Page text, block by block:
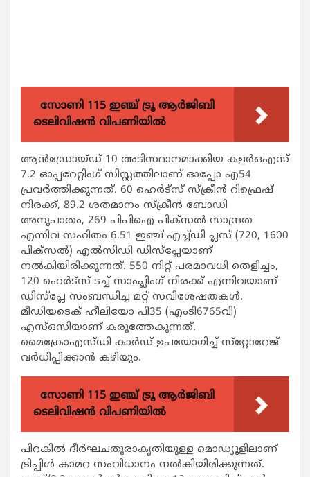
സോണി 115 ഇഞ്ച് ട്രൂ ആർജിബി
ടെലിവിഷൻ വിപണിയിൽ
ആന്‍ഡ്രോയ്ഡ് 10 അടിസ്ഥാനമാക്കിയ കളര്‍ഒഎസ്
7.2 ഓപ്പറേറ്റിംഗ് സിസ്റ്റത്തിലാണ് ഓപ്പോ എ54
പ്രവര്‍ത്തിക്കുന്നത്. 60 ഹെര്‍ട്‌സ് സ്‌ക്രീന്‍ റിഫ്രെഷ്
നിരക്ക്, 89.2 ശതമാനം സ്‌ക്രീന്‍ ബോഡി
അനുപാതം, 269 പിപിഐ പിക്‌സല്‍ സാന്ദ്രത
എന്നിവ സഹിതം 6.51 ഇഞ്ച് എച്ച്ഡി പ്ലസ് (720, 1600
പിക്‌സല്‍) എല്‍സിഡി ഡിസ്‌പ്ലേയാണ്
നല്‍കിയിരിക്കുന്നത്. 550 നിറ്റ് പരമാവധി തെളിച്ചം,
120 ഹെര്‍ട്‌സ് ടച്ച് സാംപ്ലിംഗ് നിരക്ക് എന്നിവയാണ്
ഡിസ്‌പ്ലേ സംബന്ധിച്ച മറ്റ് സവിശേഷതകള്‍.
മീഡിയടെക് ഹീലിയോ പി35 (എംടി6765വി)
എസ്ഒസിയാണ് കരുത്തേകുന്നത്.
മൈക്രോഎസ്ഡി കാര്‍ഡ് ഉപയോഗിച്ച് സ്‌റ്റോറേജ്
വര്‍ധിപ്പിക്കാന്‍ കഴിയും.
സോണി 115 ഇഞ്ച് ട്രൂ ആർജിബി
ടെലിവിഷൻ വിപണിയിൽ
പിറകില്‍ ദീര്‍ഘചതുരാകൃതിയുള്ള മൊഡ്യൂളിലാണ്
ട്രിപ്പിള്‍ കാമറ സംവിധാനം നല്‍കിയിരിക്കുന്നത്.